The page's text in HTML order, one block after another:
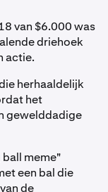
van $6.000 was
driehoek
actie.
herhaaldelijk
het
gewelddadige
meme"
een bal die
de